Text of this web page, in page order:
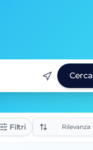
Cerca
Filtri Rilevanza